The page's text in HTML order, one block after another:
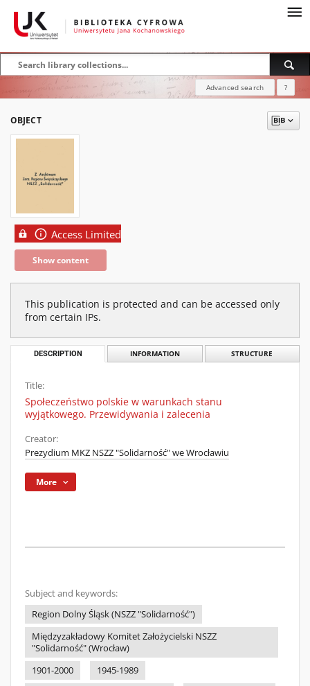
Advanced search ?
OBJECT
Access Limited
Show content
This publication is protected and can be accessed only
from certain IPs.
DESCRIPTION INFORMATION STRUCTURE
Title:
Społeczeństwo polskie w warunkach stanu
wyjątkowego. Przewidywania i zalecenia
Creator:
Prezydium MKZ NSZZ "Solidarność" we Wrocławiu
More
Subject and keywords:
Region Dolny Śląsk (NSZZ "Solidarność")
Międzyzakładowy Komitet Założycielski NSZZ
"Solidarność" (Wrocław)
1901-2000
1945-1989